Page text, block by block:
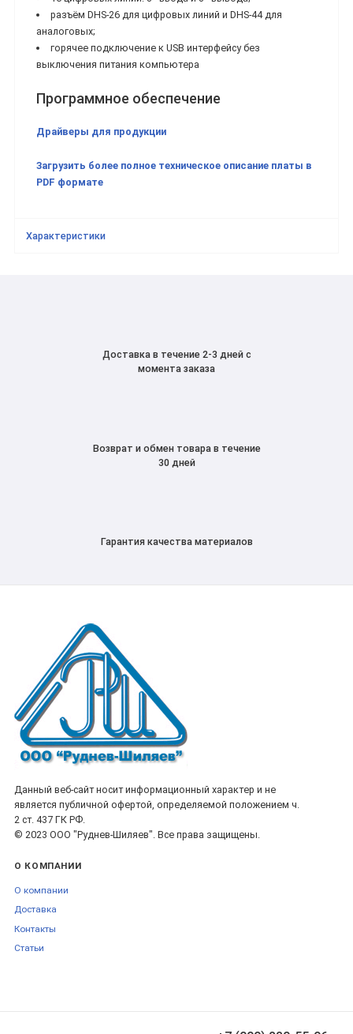
разъём DHS-26 для цифровых линий и DHS-44 для
аналоговых;
горячее подключение к USB интерфейсу без
выключения питания компьютера
Программное обеспечение
Драйверы для продукции
Загрузить более полное техническое описание платы в
PDF формате
Характеристики
Доставка в течение 2-3 дней с
момента заказа
Возврат и обмен товара в течение
30 дней
Гарантия качества материалов
Данный веб-сайт носит информационный характер и не
является публичной офертой, определяемой положением ч.
2 ст. 437 ГК РФ.
© 2023 ООО "Руднев-Шиляев". Все права защищены.
О КОМПАНИИ
О компании
Доставка
Контакты
Статьи